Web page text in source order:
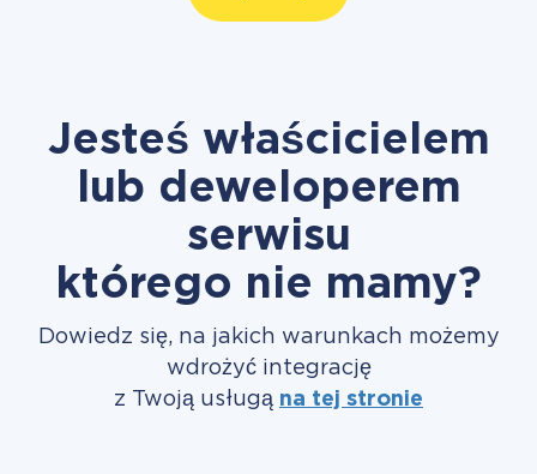
Jesteś właścicielem
lub deweloperem
serwisu
którego nie mamy?
Dowiedz się, na jakich warunkach możemy
wdrożyć integrację
z Twoją usługą na tej stronie